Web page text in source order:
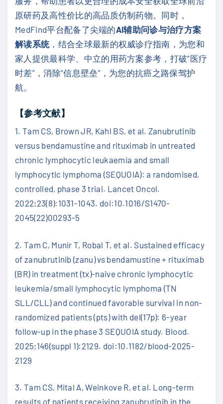
原研药及高性价比的高品质仿制药物。同时，
MedFind平台配备了尖端的AI辅助问诊与治疗方案
解读系统 ，结合全球最新的权威诊疗指南，为您和
家人提供最科学、中立的用药方案参考，打破“医疗
时差”，消除“信息壁垒”，为您的抗癌之路保驾护
航。
【参考文献】
1. Tam CS, Brown JR, Kahl BS, et al. Zanubrutinib
versus bendamustine and rituximab in untreated
chronic lymphocytic leukaemia and small
lymphocytic lymphoma (SEQUOIA): a randomised,
controlled, phase 3 trial. Lancet Oncol.
2022;23(8):1031-1043. doi:10.1016/S1470-
2045(22)00293-5
2. Tam C, Munir T, Robal T, et al. Sustained efficacy
of zanubrutinib (zanu) vs bendamustine + rituximab
(BR) in treatment (tx)-naive chronic lymphocytic
leukemia/small lymphocytic lymphoma (TN
SLL/CLL) and continued favorable survival in non-
randomized patients (pts) with del(17p): 6-year
follow-up in the phase 3 SEQUOIA study. Blood.
2025;146(suppl 1):2129. doi:10.1182/blood-2025-
2129
3. Tam CS, Mital A, Weinkove R, et al. Long-term
results of patients receiving zanubrutinib in the